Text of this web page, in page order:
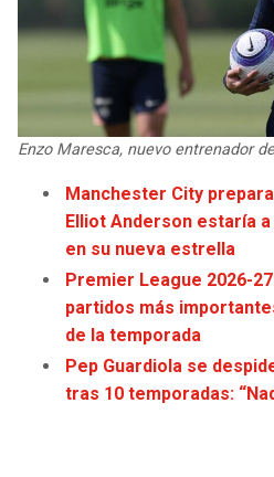
COLTS
TITANS
COWBOYS
GIANTS
EAGLES
COMMANDERS
MAGIC
WARRIORS
CLIPPERS
LAKERS
SUNS
KINGS
Enzo Maresca, nuevo entrenador
Manchester City
Elliot Anderson estaría
en su nueva estrella
Premier League 2026-
partidos más
de la temporada
Pep Guardiola se
tras 10 temporadas: